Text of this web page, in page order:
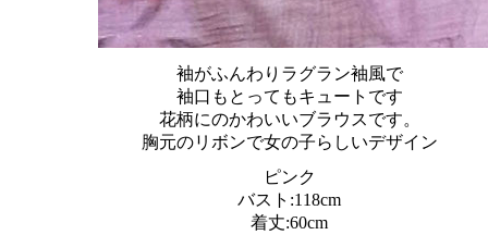
袖がふんわりラグラン袖風で
袖口もとってもキュートです
花柄にのかわいいブラウスです。
胸元のリボンで女の子らしいデザイン
ピンク
バスト:118cm
着丈:60cm